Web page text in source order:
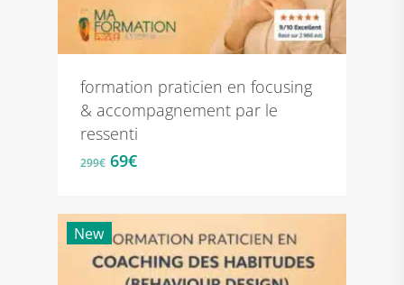
formation praticien en focusing
& accompagnement par le
ressenti
299€ Le
était :
299€.
69€Le
est :
69€.
New